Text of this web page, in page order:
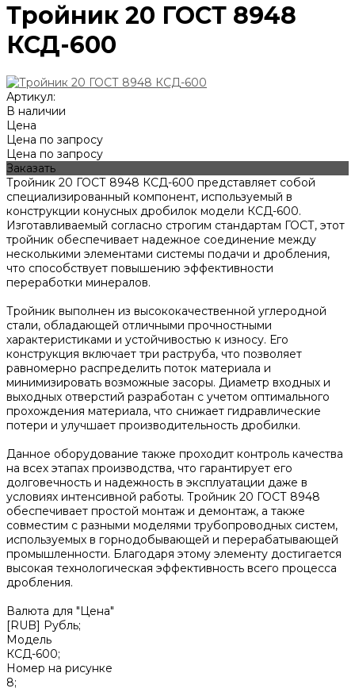
Тройник 20 ГОСТ 8948
КСД-600
Артикул:
В наличии
Цена
Цена по запросу
Цена по запросу
Заказать
Тройник 20 ГОСТ 8948 КСД-600 представляет собой
специализированный компонент, используемый в
конструкции конусных дробилок модели КСД-600.
Изготавливаемый согласно строгим стандартам ГОСТ, этот
тройник обеспечивает надежное соединение между
несколькими элементами системы подачи и дробления,
что способствует повышению эффективности
переработки минералов.
Тройник выполнен из высококачественной углеродной
стали, обладающей отличными прочностными
характеристиками и устойчивостью к износу. Его
конструкция включает три раструба, что позволяет
равномерно распределить поток материала и
минимизировать возможные засоры. Диаметр входных и
выходных отверстий разработан с учетом оптимального
прохождения материала, что снижает гидравлические
потери и улучшает производительность дробилки.
Данное оборудование также проходит контроль качества
на всех этапах производства, что гарантирует его
долговечность и надежность в эксплуатации даже в
условиях интенсивной работы. Тройник 20 ГОСТ 8948
обеспечивает простой монтаж и демонтаж, а также
совместим с разными моделями трубопроводных систем,
используемых в горнодобывающей и перерабатывающей
промышленности. Благодаря этому элементу достигается
высокая технологическая эффективность всего процесса
дробления.
Валюта для "Цена"
[RUB] Рубль;
Модель
КСД-600;
Номер на рисунке
8;